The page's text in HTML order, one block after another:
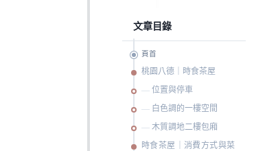
文章目錄
頁首
桃園八德｜時食茶屋
位置與停車
白色調的一樓空間
木質調地二樓包廂
時食茶屋｜消費方式與菜